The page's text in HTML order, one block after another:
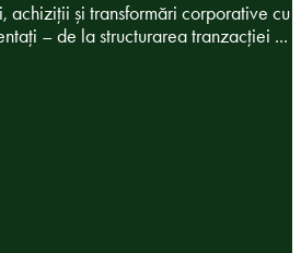
achiziții și transformări corporative cu
– de la structurarea tranzacției ...